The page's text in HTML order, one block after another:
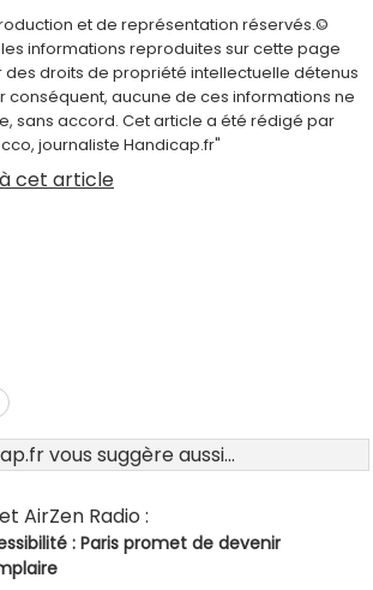
et de représentation réservés.©
informations reproduites sur cette page
droits de propriété intellectuelle détenus
conséquent, aucune de ces informations ne
sans accord. Cet article a été rédigé par
journaliste Handicap.fr"
cet article
vous suggère aussi...
AirZen Radio :
: Paris promet de devenir